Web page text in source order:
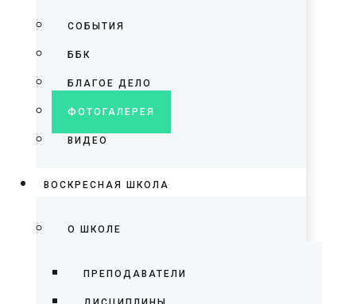
СОБЫТИЯ
ББК
БЛАГОЕ ДЕЛО
ФОТОГАЛЕРЕЯ
ВИДЕО
ВОСКРЕСНАЯ ШКОЛА
О ШКОЛЕ
ПРЕПОДАВАТЕЛИ